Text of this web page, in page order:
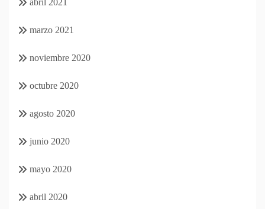
marzo 2021
noviembre 2020
octubre 2020
agosto 2020
junio 2020
mayo 2020
abril 2020